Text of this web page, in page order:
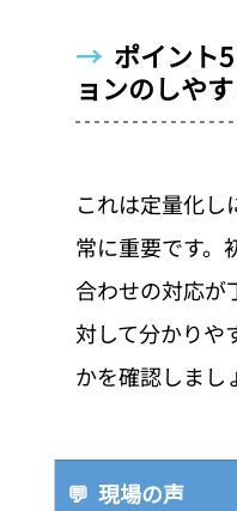
→ ポイント
ョンのしや
これは定量化し
常に重要です。
合わせの対応が
対して分かりや
かを確認しまし
💬  現場の声